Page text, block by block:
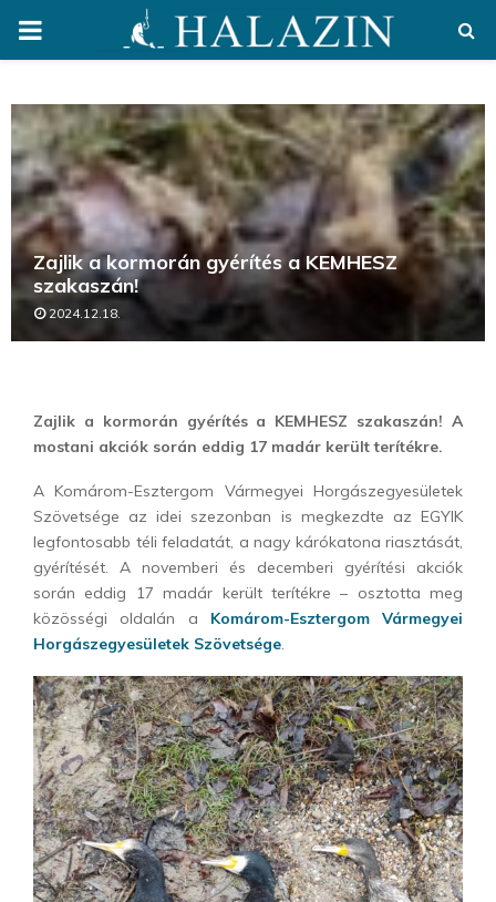
PRIMARY
Zajlik a kormorán gyérítés a KEMHESZ
szakaszán!
2024.12.18.
Zajlik a kormorán gyérítés a KEMHESZ szakaszán! A
mostani akciók során eddig 17 madár került terítékre.
A Komárom-Esztergom Vármegyei Horgászegyesületek
Szövetsége az idei szezonban is megkezdte az EGYIK
legfontosabb téli feladatát, a nagy kárókatona riasztását,
gyérítését. A novemberi és decemberi gyérítési akciók
során eddig 17 madár került terítékre – osztotta meg
közösségi oldalán a Komárom-Esztergom Vármegyei
Horgászegyesületek Szövetsége.